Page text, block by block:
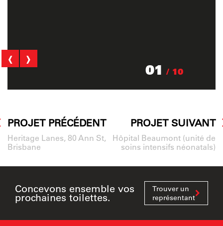
01 / 10
‹ ›
PROJET SUIVANT
Hôpital Beaumont (unité de
soins intensifs néonatals)
PROJET PRÉCÉDENT
Heritage Lanes, 80 Ann St,
Brisbane
Concevons ensemble vos
prochaines toilettes.
Trouver un
représentant